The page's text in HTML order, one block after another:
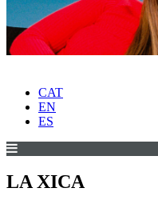
CAT
EN
ES
LA XICA